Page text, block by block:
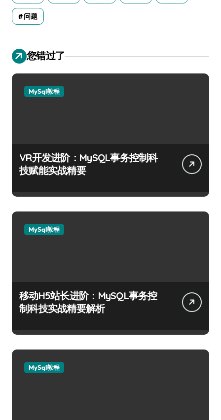
问题
您错过了
MySql教程
VR开发进阶：MySQL事务控制科
技赋能实战精要
MySql教程
移动H5站长进阶：MySQL事务控
制科技实战精要解析
MySql教程